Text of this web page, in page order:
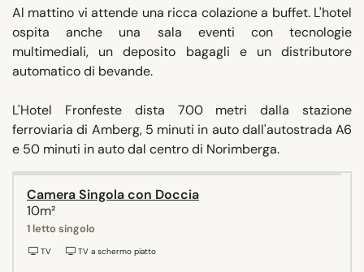
Al mattino vi attende una ricca colazione a buffet. L'hotel
ospita anche una sala eventi con tecnologie
multimediali, un deposito bagagli e un distributore
automatico di bevande.
L'Hotel Fronfeste dista 700 metri dalla stazione
ferroviaria di Amberg, 5 minuti in auto dall'autostrada A6
e 50 minuti in auto dal centro di Norimberga.
Camera Singola con Doccia
10m²
1 letto singolo
TV TV a schermo piatto